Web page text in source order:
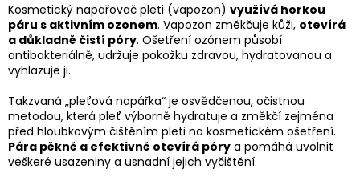
Kosmetický napařovač pleti (vapozon) využívá horkou
páru s aktivním ozonem. Vapozon změkčuje kůži, otevírá
a důkladně čistí póry. Ošetření ozónem působí
antibakteriálně, udržuje pokožku zdravou, hydratovanou a
vyhlazuje ji.
Takzvaná „pleťová napářka“ je osvědčenou, očistnou
metodou, která pleť výborně hydratuje a změkčí zejména
před hloubkovým čištěním pleti na kosmetickém ošetření.
Pára pěkně a efektivně otevírá póry a pomáhá uvolnit
veškeré usazeniny a usnadní jejich vyčištění.